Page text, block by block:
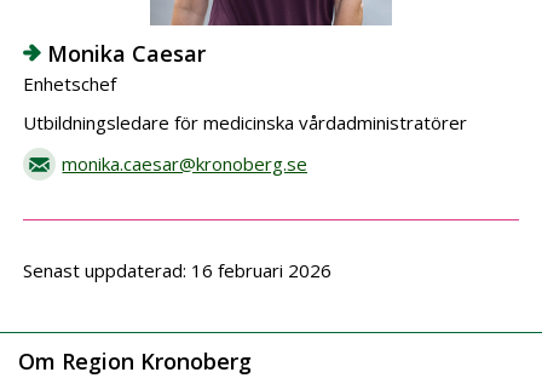
Monika Caesar
Enhetschef
Utbildningsledare för medicinska vårdadministratörer
monika.caesar@kronoberg.se
Senast uppdaterad: 16 februari 2026
Om Region Kronoberg